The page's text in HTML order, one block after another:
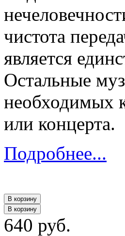
чистота
является
Остальные
необходимых
или концерта.
Подробнее...
В корзину
В корзину
640 руб.